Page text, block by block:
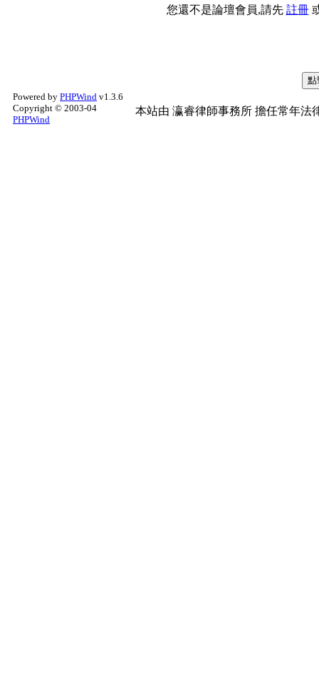
您還不是論壇會員,請先 註冊
Powered by PHPWind v1.3.6
Copyright © 2003-04
PHPWind
本站由 瀛睿律師事務所 擔任常年法